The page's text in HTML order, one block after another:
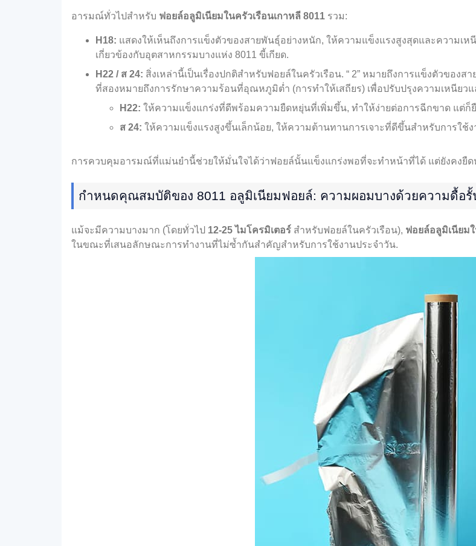
อารมณ์ทั่วไปสำหรับ ฟอยล์อลูมิเนียมในครัวเรือนเกาหลี 8011 รวม:
H18: แสดงให้เห็นถึงการแข็งตัวของสายพันธุ์อย่างหนัก, ให้ความแข็งแรงสูงสุดและความเ
เกี่ยวข้องกับอุตสาหกรรมบางแห่ง 8011 ขี้เกียด.
H22 / ส 24: สิ่งเหล่านี้เป็นเรื่องปกติสำหรับฟอยล์ในครัวเรือน. “ 2” หมายถึงการแข็งตัวของ
ที่สองหมายถึงการรักษาความร้อนที่อุณหภูมิต่ำ (การทำให้เสถียร) เพื่อปรับปรุงความเหนียว
H22: ให้ความแข็งแกร่งที่ดีพร้อมความยืดหยุ่นที่เพิ่มขึ้น, ทำให้ง่ายต่อการฉีกขาด แต่ก็
ส 24: ให้ความแข็งแรงสูงขึ้นเล็กน้อย, ให้ความต้านทานการเจาะที่ดีขึ้นสำหรับการใช้
การควบคุมอารมณ์ที่แม่นยำนี้ช่วยให้มั่นใจได้ว่าฟอยล์นั้นแข็งแกร่งพอที่จะทำหน้าที่ได้ แต่ยังคงยืด
กำหนดคุณสมบัติของ 8011 อลูมิเนียมฟอยล์: ความผอมบางด้วยความดื้อรั้
แม้จะมีความบางมาก (โดยทั่วไป 12-25 ไมโครมิเตอร์ สำหรับฟอยล์ในครัวเรือน), ฟอยล์อลูมิเนียม
ในขณะที่เสนอลักษณะการทำงานที่ไม่ซ้ำกันสำคัญสำหรับการใช้งานประจำวัน.